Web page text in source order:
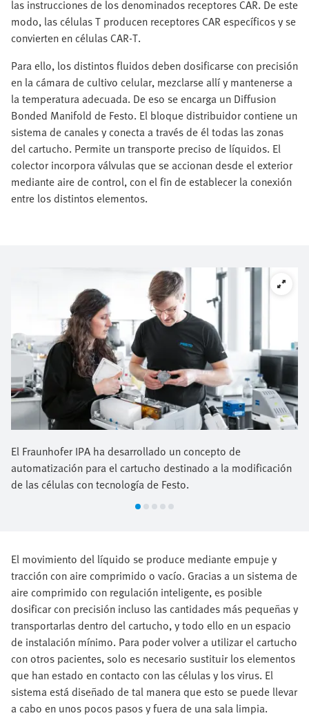
las instrucciones de los denominados receptores CAR. De este
modo, las células T producen receptores CAR específicos y se
convierten en células CAR-T.
Para ello, los distintos fluidos deben dosificarse con precisión
en la cámara de cultivo celular, mezclarse allí y mantenerse a
la temperatura adecuada. De eso se encarga un Diffusion
Bonded Manifold de Festo. El bloque distribuidor contiene un
sistema de canales y conecta a través de él todas las zonas
del cartucho. Permite un transporte preciso de líquidos. El
colector incorpora válvulas que se accionan desde el exterior
mediante aire de control, con el fin de establecer la conexión
entre los distintos elementos.
El Fraunhofer IPA ha desarrollado un concepto de
automatización para el cartucho destinado a la modificación
de las células con tecnología de Festo.
El movimiento del líquido se produce mediante empuje y
tracción con aire comprimido o vacío. Gracias a un sistema de
aire comprimido con regulación inteligente, es posible
dosificar con precisión incluso las cantidades más pequeñas y
transportarlas dentro del cartucho, y todo ello en un espacio
de instalación mínimo. Para poder volver a utilizar el cartucho
con otros pacientes, solo es necesario sustituir los elementos
que han estado en contacto con las células y los virus. El
sistema está diseñado de tal manera que esto se puede llevar
a cabo en unos pocos pasos y fuera de una sala limpia.